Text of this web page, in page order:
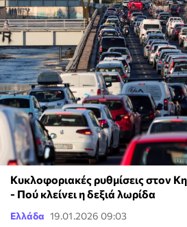
Κυκλοφοριακές ρυθμίσεις στον
- Πού κλείνει η δεξιά λωρίδα
Ελλάδα 19.01.2026 09:03